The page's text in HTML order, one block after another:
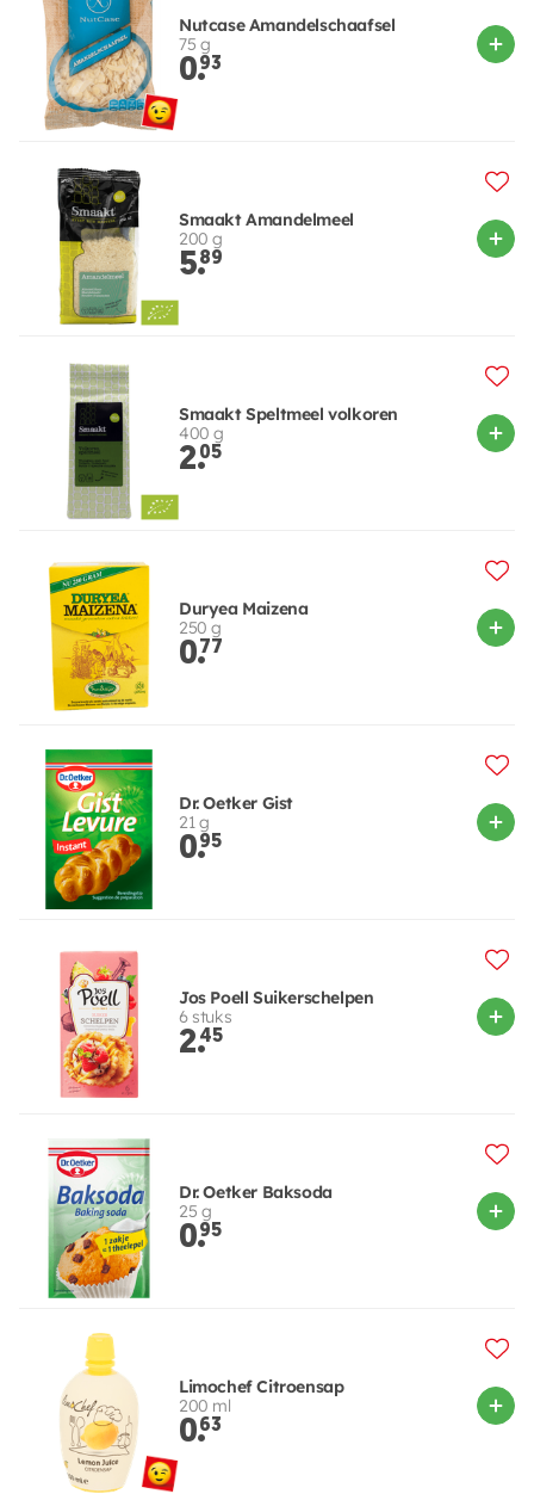
Nutcase Amandelschaafsel
75 g
0.93
Smaakt Amandelmeel
200 g
5.89
Smaakt Speltmeel volkoren
400 g
2.05
Duryea Maizena
250 g
0.77
Dr. Oetker Gist
21 g
0.95
Jos Poell Suikerschelpen
6 stuks
2.45
Dr. Oetker Baksoda
25 g
0.95
Limochef Citroensap
200 ml
0.63